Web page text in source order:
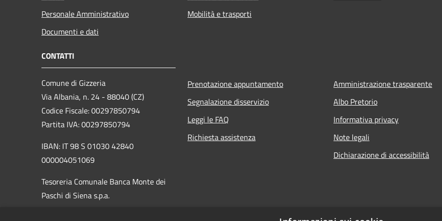
Personale Amministrativo
Documenti e dati
Mobilità e trasporti
CONTATTI
Comune di Gizzeria
Via Albania, n. 24 - 88040 (CZ)
Codice Fiscale: 00297850794
Partita IVA: 00297850794
IBAN: IT 98 S 01030 42840
000004051069
Tesoreria Comunale Banca Monte dei
Paschi di Siena s.p.a.
Prenotazione appuntamento
Segnalazione disservizio
Leggi le FAQ
Richiesta assistenza
Amministrazione trasparente
Albo Pretorio
Informativa privacy
Note legali
Dichiarazione di accessibilità